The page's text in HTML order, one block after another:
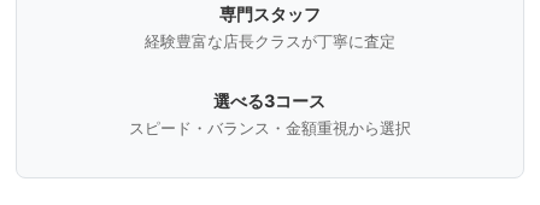
専門スタッフ
経験豊富な店長クラスが丁寧に査定
選べる3コース
スピード・バランス・金額重視から選択